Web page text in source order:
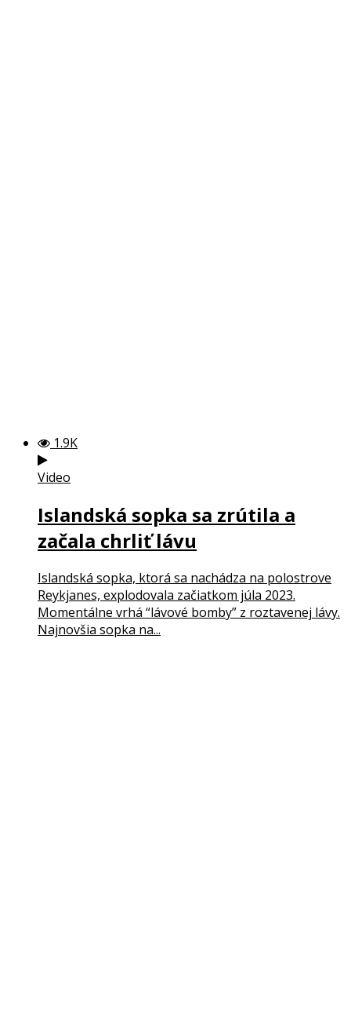
1.9K
Video
Islandská sopka sa zrútila a
začala chrliť lávu
Islandská sopka, ktorá sa nachádza na polostrove
Reykjanes, explodovala začiatkom júla 2023.
Momentálne vrhá “lávové bomby” z roztavenej lávy.
Najnovšia sopka na...